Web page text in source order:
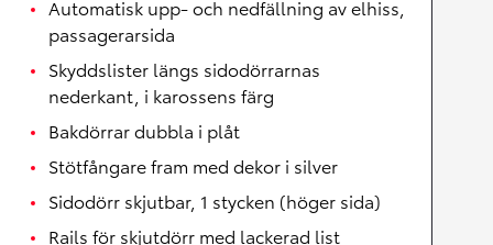
Automatisk upp- och nedfällning av elhiss,
passagerarsida
Skyddslister längs sidodörrarnas
nederkant, i karossens färg
Bakdörrar dubbla i plåt
Stötfångare fram med dekor i silver
Sidodörr skjutbar, 1 stycken (höger sida)
Rails för skjutdörr med lackerad list